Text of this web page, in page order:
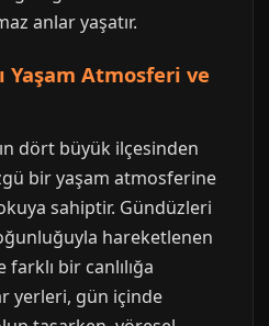
anlar yaşatır.
Yaşam Atmosferi ve
dört büyük ilçesinden
bir yaşam atmosferine
sahiptir. Gündüzleri
hareketlenen
bir canlılığa
yerleri, gün içinde